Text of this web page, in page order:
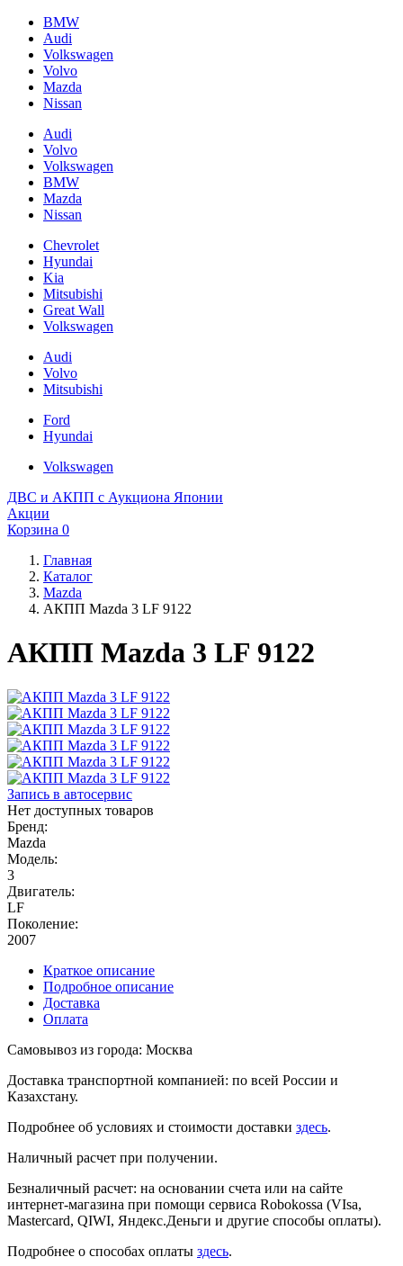
BMW
Audi
Volkswagen
Volvo
Mazda
Nissan
Audi
Volvo
Volkswagen
BMW
Mazda
Nissan
Chevrolet
Hyundai
Kia
Mitsubishi
Great Wall
Volkswagen
Audi
Volvo
Mitsubishi
Ford
Hyundai
Volkswagen
ДВС и АКПП с Аукциона Японии
Акции
Корзина 0
Главная
Каталог
Mazda
АКПП Mazda 3 LF 9122
АКПП Mazda 3 LF 9122
Запись в автосервис
Нет доступных товаров
Бренд:
Mazda
Модель:
3
Двигатель:
LF
Поколение:
2007
Краткое описание
Подробное описание
Доставка
Оплата
Самовывоз из города: Москва
Доставка транспортной компанией: по всей России и
Казахстану.
Подробнее об условиях и стоимости доставки здесь.
Наличный расчет при получении.
Безналичный расчет: на основании счета или на сайте
интернет-магазина при помощи сервиса Robokossa (VIsa,
Mastercard, QIWI, Яндекс.Деньги и другие способы оплаты).
Подробнее о способах оплаты здесь.